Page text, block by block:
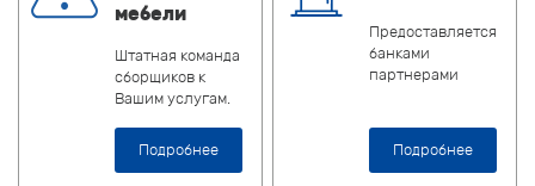
мебели
Штатная команда
сборщиков к
Вашим услугам.
Подробнее
Предоставляется
банками
партнерами
Подробнее